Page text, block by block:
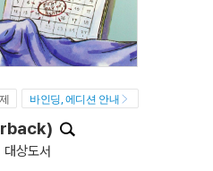
바인딩, 에디션 안내
상도서